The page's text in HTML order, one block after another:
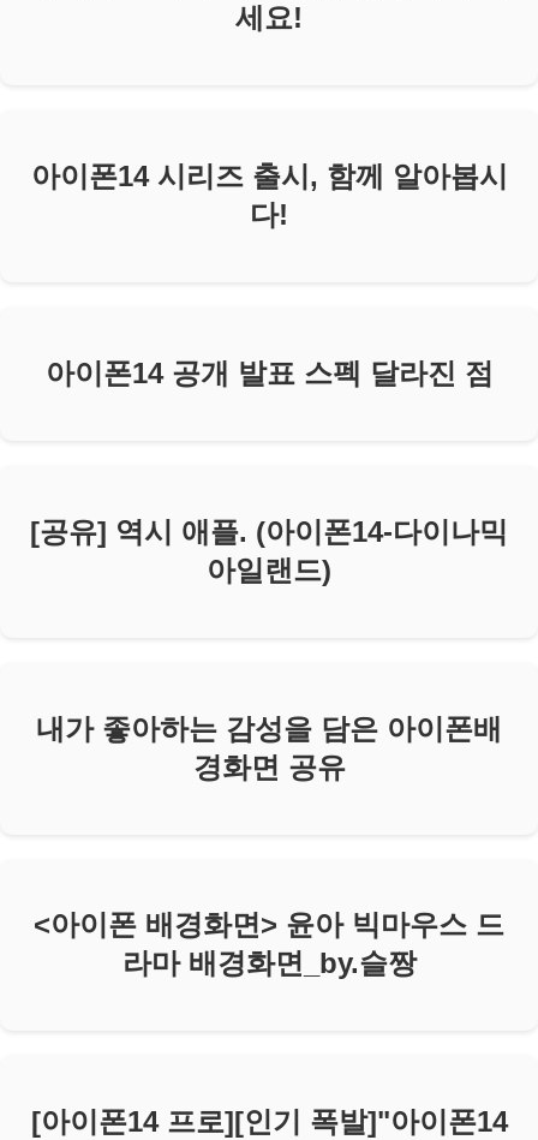
세요!
아이폰14 시리즈 출시, 함께 알아봅시
다!
아이폰14 공개 발표 스펙 달라진 점
[공유] 역시 애플. (아이폰14-다이나믹
아일랜드)
내가 좋아하는 감성을 담은 아이폰배
경화면 공유
<아이폰 배경화면> 윤아 빅마우스 드
라마 배경화면_by.슬짱
[아이폰14 프로][인기 폭발]"아이폰14